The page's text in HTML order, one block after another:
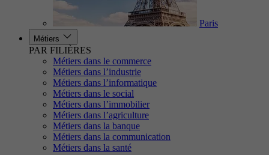
Paris
Métiers
PAR FILIÈRES
Métiers dans le commerce
Métiers dans l’industrie
Métiers dans l’informatique
Métiers dans le social
Métiers dans l’immobilier
Métiers dans l’agriculture
Métiers dans la banque
Métiers dans la communication
Métiers dans la santé